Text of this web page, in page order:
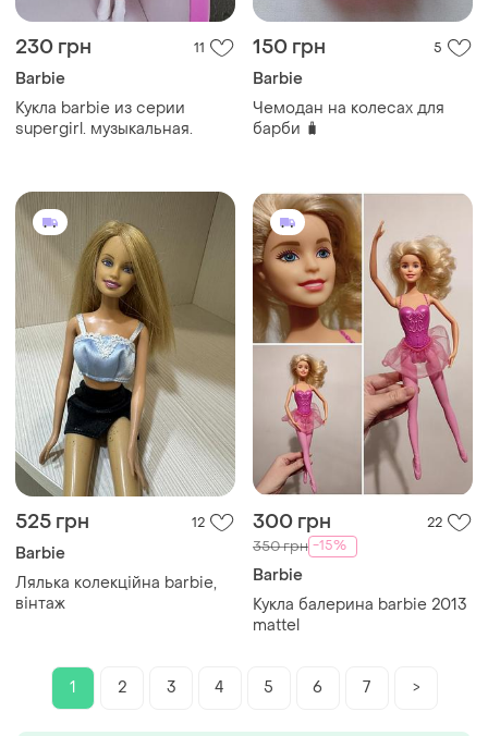
230 грн 11
Barbie
Кукла barbie из серии
supergirl. музыкальная.
150 грн 5
Barbie
Чемодан на колесах для
барби 🧳
525 грн 12
Barbie
Лялька колекційна barbie,
вінтаж
300 грн 22
350 грн -15%
Barbie
Кукла балерина barbie 2013
mattel
1 2 3 4 5 6 7 >